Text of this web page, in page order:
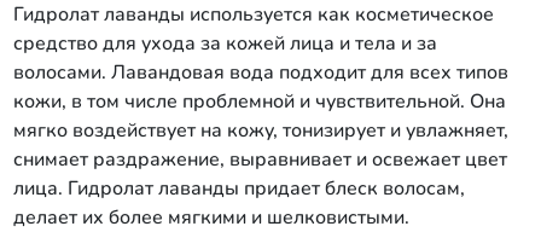
Гидролат лаванды используется как косметическое
средство для ухода за кожей лица и тела и за
волосами. Лавандовая вода подходит для всех типов
кожи, в том числе проблемной и чувствительной. Она
мягко воздействует на кожу, тонизирует и увлажняет,
снимает раздражение, выравнивает и освежает цвет
лица. Гидролат лаванды придает блеск волосам,
делает их более мягкими и шелковистыми.